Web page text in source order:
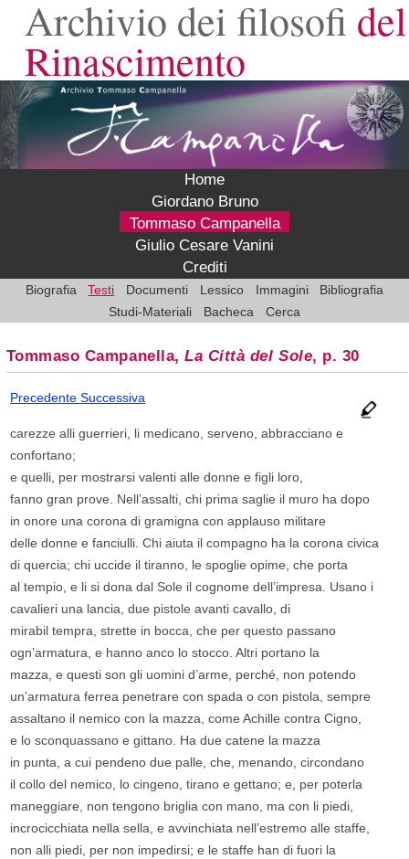
Archivio dei filosofi del
Rinascimento
Home
Giordano Bruno
Tommaso Campanella
Giulio Cesare Vanini
Crediti
Biografia Testi Documenti Lessico Immagini
Bibliografia
Studi-Materiali
Bacheca Cerca
Tommaso Campanella,La Città del Sole, p. 30
PrecedenteSuccessiva
carezze alli guerrieri, li medicano, serveno, abbracciano e
confortano;
e quelli, per mostrarsi valenti alle donne e figli loro,
fanno gran prove. Nell’assalti, chi prima saglie il muro ha dopo
in onore una corona di gramigna con applauso militare
delle donne e fanciulli. Chi aiuta il compagno ha la corona civica
di quercia; chi uccide il tiranno, le spoglie opime, che porta
al tempio, e li si dona dal Sole il cognome dell’impresa. Usano i
cavalieri una lancia, due pistole avanti cavallo, di
mirabil tempra, strette in bocca, che per questo passano
ogn’armatura, e hanno anco lo stocco. Altri portano la
mazza, e questi son gli uomini d’arme, perché, non potendo
un’armatura ferrea penetrare con spada o con pistola, sempre
assaltano il nemico con la mazza, come Achille contra Cigno,
e lo sconquassano e gittano. Ha due catene la mazza
in punta, a cui pendeno due palle, che, menando, circondano
il collo del nemico, lo cingeno, tirano e gettano; e, per poterla
maneggiare, non tengono briglia con mano, ma con li piedi,
incrocicchiata nella sella, e avvinchiata nell’estremo alle staffe,
non alli piedi, per non impedirsi; e le staffe han di fuori la